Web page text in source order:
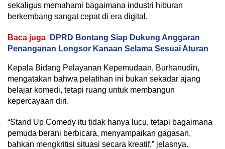
sekaligus memahami bagaimana industri hiburan
berkembang sangat cepat di era digital.
Baca juga
DPRD Bontang Siap Dukung Anggaran
Penanganan Longsor Kanaan Selama Sesuai Aturan
Kepala Bidang Pelayanan Kepemudaan, Burhanudin,
mengatakan bahwa pelatihan ini bukan sekadar ajang
belajar komedi, tetapi ruang untuk membangun
kepercayaan diri.
“Stand Up Comedy itu tidak hanya lucu, tetapi bagaimana
pemuda berani berbicara, menyampaikan gagasan,
bahkan mengkritisi situasi secara kreatif,” jelasnya.